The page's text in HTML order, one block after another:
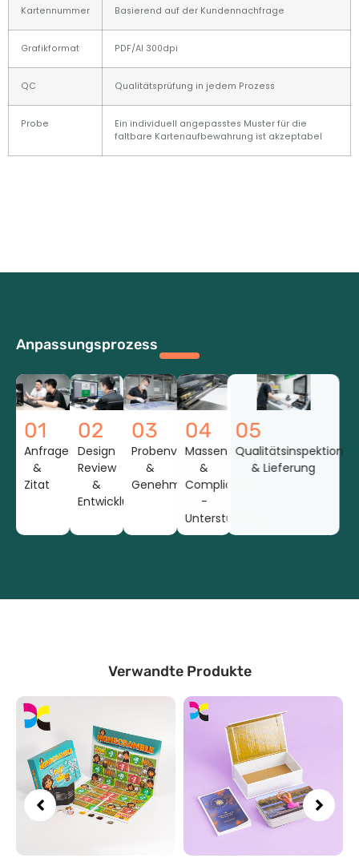
Kartennummer Basierend auf der Kundennachfrage
Grafikformat PDF/AI 300dpi
QC Qualitätsprüfung in jedem Prozess
Probe
Ein individuell angepasstes Muster für die
faltbare Kartenaufbewahrung ist akzeptabel
Anpassungsprozess
01
Anfrage
&
Zitat
02
Design
Review
&
Entwicklung
03
Probenvorbereitung
&
Genehmigung
04
Massenproduktion
&
Compliance
-
Unterstützung
05
Qualitätsinspektion
& Lieferung
Verwandte Produkte